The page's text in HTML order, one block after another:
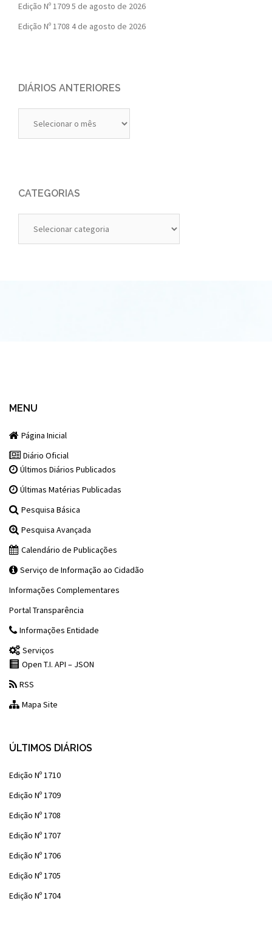
Edição Nº 17095 de agosto de 2026
Edição Nº 1708 4 de agosto de 2026
DIÁRIOS ANTERIORES
Anteriores
CATEGORIAS
MENU
Página Inicial
Diário Oficial
Últimos Diários Publicados
Últimas Matérias Publicadas
Pesquisa Básica
Pesquisa Avançada
Calendário de Publicações
Serviço de Informação ao Cidadão
Informações Complementares
Portal Transparência
Informações Entidade
Serviços
Open T.I. API – JSON
RSS
Mapa Site
ÚLTIMOS DIÁRIOS
Edição Nº 1710
Edição Nº 1709
Edição Nº 1708
Edição Nº 1707
Edição Nº 1706
Edição Nº 1705
Edição Nº 1704